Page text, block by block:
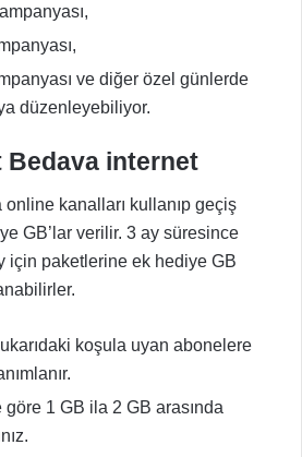
ve diğer özel günlerde
düzenleyebiliyor.
Bedava internet
online kanalları kullanıp geçiş
GB’lar verilir. 3 ay süresince
için paketlerine ek hediye GB
koşula uyan abonelere
1 GB ila 2 GB arasında